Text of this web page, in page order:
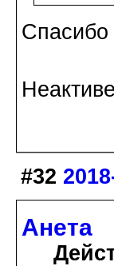
#32
Анета